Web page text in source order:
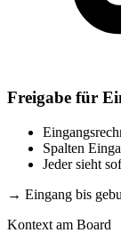
Freigabe für
Spalten
Jeder sieht
→ Eingang bis
Kontext am Board